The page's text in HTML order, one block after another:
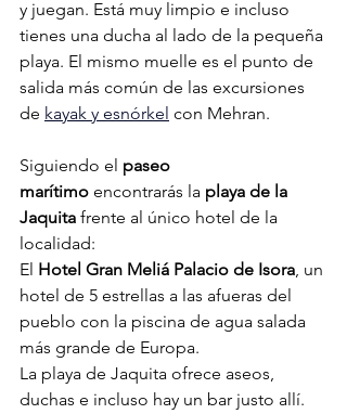
y juegan. Está muy limpio e incluso
tienes una ducha al lado de la pequeña
playa. El mismo muelle es el punto de
salida más común de las excursiones
de kayak y esnórkel con Mehran.
Siguiendo el paseo
marítimo encontrarás la playa de la
Jaquita frente al único hotel de la
localidad:
El Hotel Gran Meliá Palacio de Isora , un
hotel de 5 estrellas a las afueras del
pueblo con la piscina de agua salada
más grande de Europa.
La playa de Jaquita ofrece aseos,
duchas e incluso hay un bar justo allí.